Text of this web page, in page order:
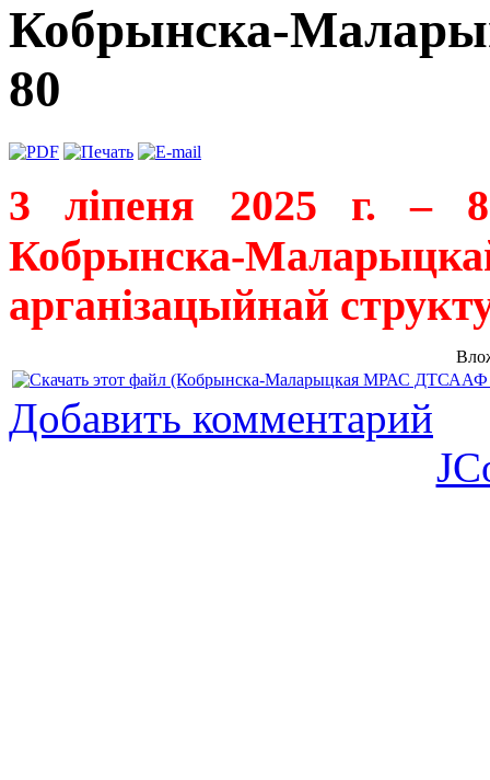
Кобрынска-
80
3 ліпеня 2025 г. –
Кобрынска-
арганізацыйнай
Добавить комментарий